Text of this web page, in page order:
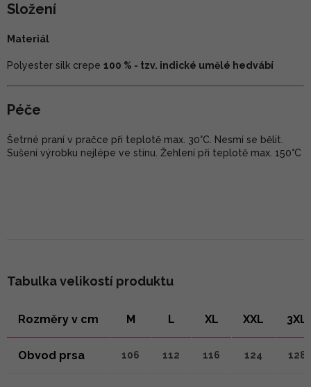
Složení
Materiál
Polyester silk crepe 100 % - tzv. indické umělé hedvábí
Péče
Šetrné praní v pračce při teplotě max. 30°C. Nesmí se bělit.
Sušení výrobku nejlépe ve stínu. Žehlení při teplotě max. 150°C
Tabulka velikostí produktu
Rozměry v cm M L XL XXL 3XL
Obvod prsa 106 112 116 124 128